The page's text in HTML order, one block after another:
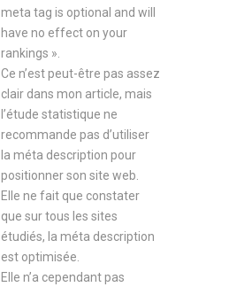
meta tag is optional and will
have no effect on your
rankings ».
Ce n’est peut-être pas assez
clair dans mon article, mais
l’étude statistique ne
recommande pas d’utiliser
la méta description pour
positionner son site web.
Elle ne fait que constater
que sur tous les sites
étudiés, la méta description
est optimisée.
Elle n’a cependant pas